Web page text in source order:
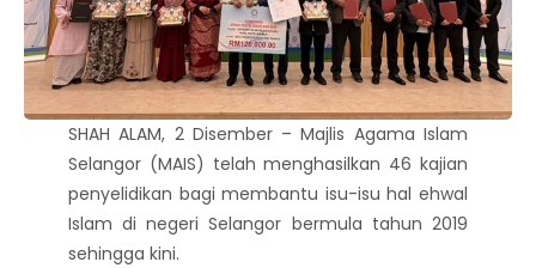
SHAH ALAM, 2 Disember – Majlis Agama Islam
Selangor (MAIS) telah menghasilkan 46 kajian
penyelidikan bagi membantu isu-isu hal ehwal
Islam di negeri Selangor bermula tahun 2019
sehingga kini.